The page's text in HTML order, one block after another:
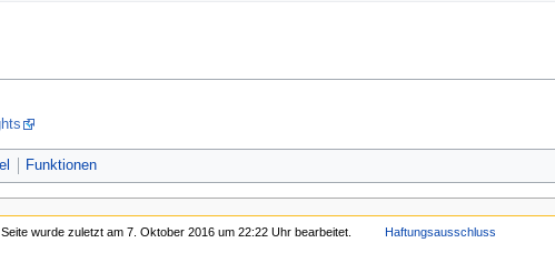
Funktionen
wurde zuletzt am 7. Oktober 2016 um 22:22 Uhr bearbeitet. Haftungsausschluss